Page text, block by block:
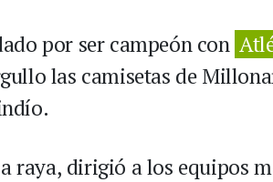
por ser campeón con
las camisetas de
raya, dirigió a los equipos